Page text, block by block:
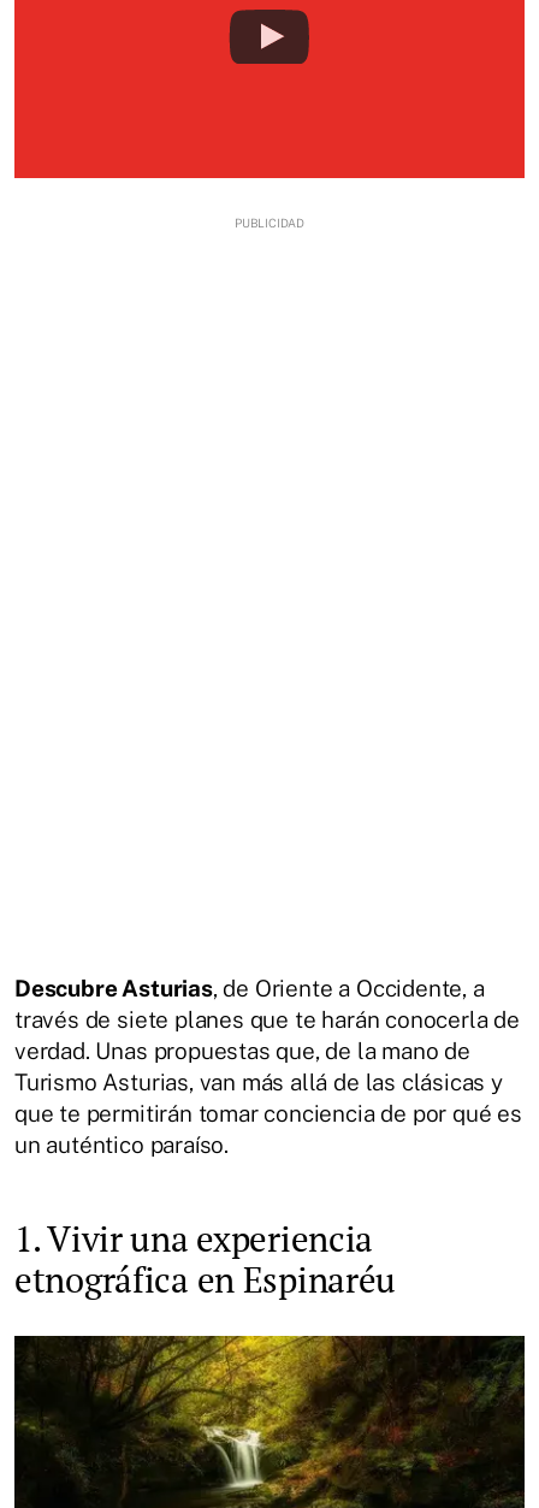
Descubre Asturias, de Oriente a Occidente, a
través de siete planes que te harán conocerla de
verdad. Unas propuestas que, de la mano de
Turismo Asturias, van más allá de las clásicas y
que te permitirán tomar conciencia de por qué es
un auténtico paraíso.
1. Vivir una experiencia
etnográfica en Espinaréu